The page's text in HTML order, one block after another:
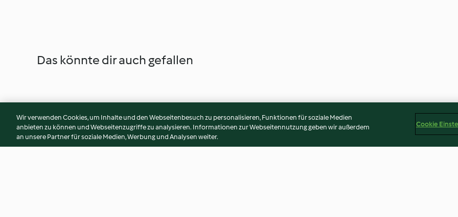
Das könnte dir auch gefallen
Wir verwenden Cookies, um Inhalte und den Webseitenbesuch zu personalisieren, Funktionen für soziale Medien
anbieten zu können und Webseitenzugriffe zu analysieren. Informationen zur Webseitennutzung geben wir außerdem
an unsere Partner für soziale Medien, Werbung und Analysen weiter.
Cookie